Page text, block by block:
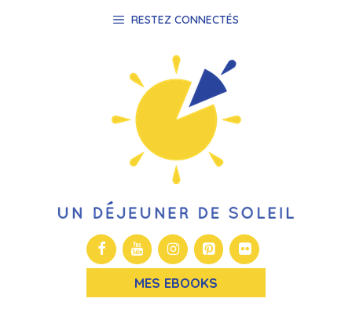
RESTEZ CONNECTÉS
MES EBOOKS